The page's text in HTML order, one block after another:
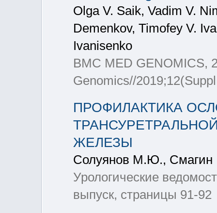
Olga V. Saik, Vadim V.
Demenkov, Timofey V.
Ivanisenko
BMC MED GENOMICS,
Genomics//
ПРОФИЛАКТИКА
ЖЕЛЕЗЫ
Солуянов М.Ю.,
Урологические
выпуск, страницы 91-92